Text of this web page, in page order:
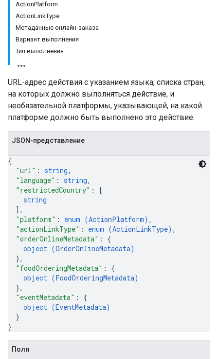
ActionPlatform
ActionLinkType
Метаданные онлайн-заказа
Вариант выполнения
Тип выполнения
URL-адрес действия с указанием языка, списка стран,
на которых должно выполняться действие, и
необязательной платформы, указывающей, на какой
платформе должно быть выполнено это действие.
JSON-представление
{
"url" : string,
"language" : string,
"restrictedCountry" :
[
string
] ,
"platform" : enum (ActionPlatform) ,
"actionLinkType" : enum (ActionLinkType) ,
"orderOnlineMetadata" : {
object (OrderOnlineMetadata)
},
"foodOrderingMetadata" : {
object (FoodOrderingMetadata)
},
"eventMetadata" : {
object (EventMetadata)
}
}
Поля